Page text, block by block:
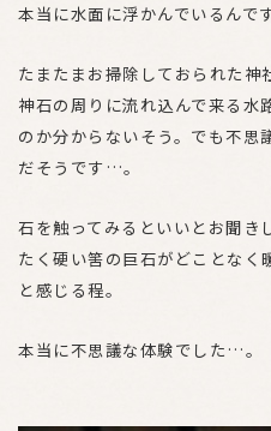
本当に水面に浮かんでいるんです
たまたまお掃除しておられた神
神石の周りに流れ込んで来る水
のか分からないそう。でも不思
だそうです…。
石を触ってみるといいとお聞き
たく硬い筈の巨石がどことなく
と感じる程。
本当に不思議な体験でした…。